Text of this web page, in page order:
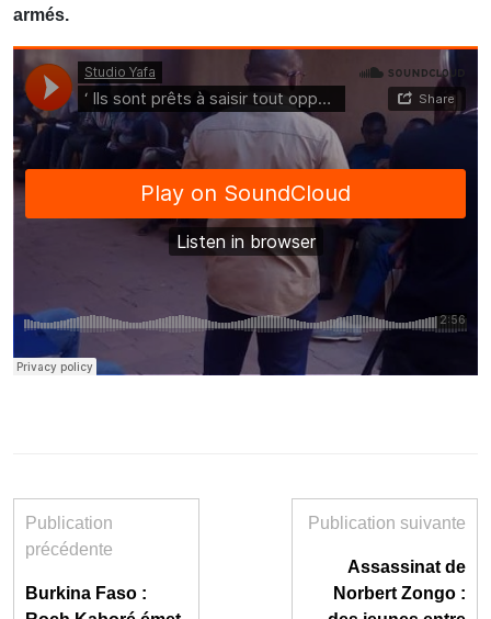
armés.
Publication
précédente
Burkina Faso :
Publication suivante
Assassinat de
Norbert Zongo :